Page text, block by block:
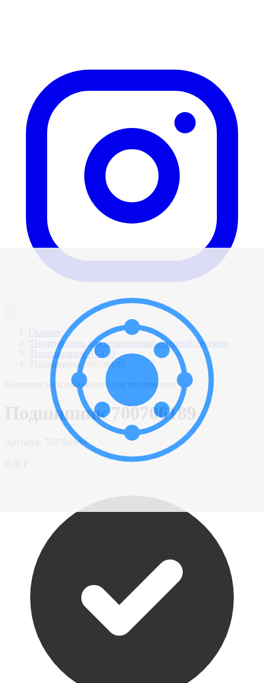
Главная
Подшипники для сельскохозяйственной техники
Подшипники AGCO
Подшипник 700706189
Наведите на изображение для увеличения
Подшипник 700706189
700706189